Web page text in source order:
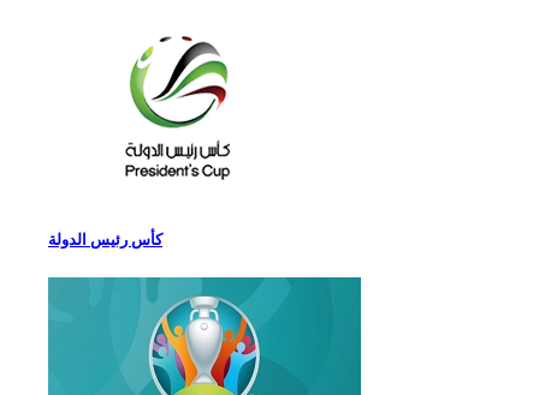
كأس رئيس الدولة